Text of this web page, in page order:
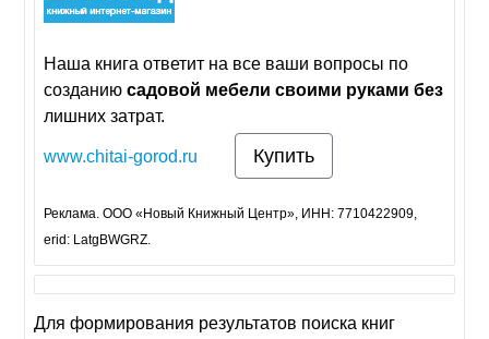
Наша книга ответит на все ваши вопросы по
созданиюсадовой мебели своими руками без
лишних затрат.
www.chitai-gorod.ru Купить
Реклама. ООО «Новый Книжный Центр», ИНН: 7710422909,
erid: LatgBWGRZ.
Для формирования результатов поиска книг